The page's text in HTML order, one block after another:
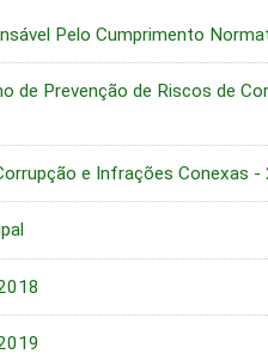
Pelo Cumprimento
de Prevenção de Riscos de
e Infrações Conexas -